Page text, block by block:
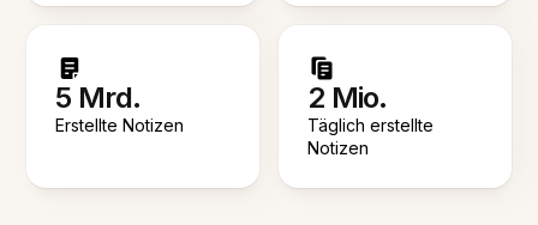
5 Mrd.
Erstellte Notizen
2 Mio.
Täglich erstellte
Notizen